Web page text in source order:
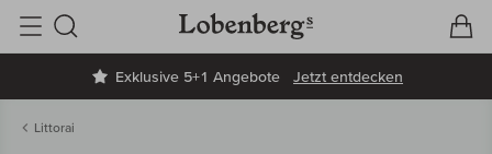
Exklusive 5+1 Angebote Jetzt entdecken
Suche
Littorai